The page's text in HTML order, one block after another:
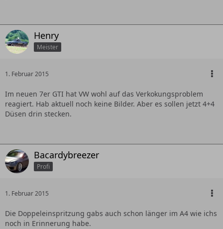
Henry
Meister
1. Februar 2015
Im neuen 7er GTI hat VW wohl auf das Verkokungsproblem
reagiert. Hab aktuell noch keine Bilder. Aber es sollen jetzt 4+4
Düsen drin stecken.
Bacardybreezer
Profi
1. Februar 2015
Die Doppeleinspritzung gabs auch schon länger im A4 wie ichs
noch in Erinnerung habe.